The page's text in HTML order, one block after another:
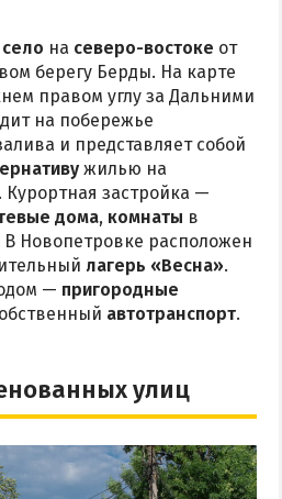
село на северо-востоке от
берегу Берды. На карте
правом углу за Дальними
на побережье
и представляет собой
жилью на
Курортная застройка —
дома, комнаты в
В Новопетровке расположен
лагерь «Весна».
— пригородные
автотранспорт.
улиц